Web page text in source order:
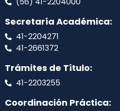
Secretaría Académica:
41-2204271
41-2661372
Trámites de Título:
41-2203255
Coordinación Práctica: